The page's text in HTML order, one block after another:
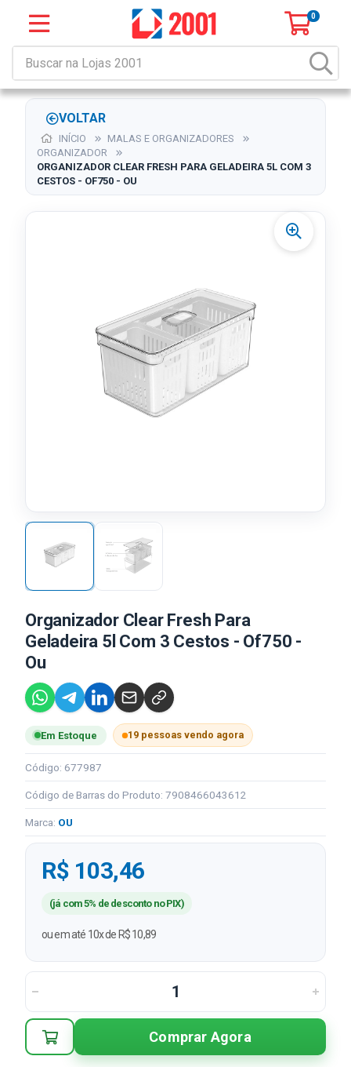
0
VOLTAR
INÍCIO
MALAS E ORGANIZADORES
ORGANIZADOR
ORGANIZADOR CLEAR FRESH PARA GELADEIRA 5L COM 3
CESTOS - OF750 - OU
Organizador Clear Fresh Para
Geladeira 5l Com 3 Cestos - Of750 -
Ou
Em Estoque 19 pessoas vendo agora
Código: 677987
Código de Barras do Produto: 7908466043612
Marca: OU
R$ 103,46
(já com 5% de desconto no PIX)
ou em até 10x de R$ 10,89
Comprar Agora